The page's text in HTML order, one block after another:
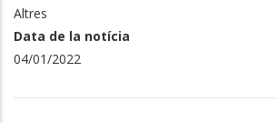
Altres
Data de la notícia
04/01/2022